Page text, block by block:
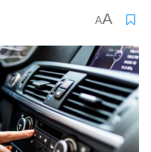
AA